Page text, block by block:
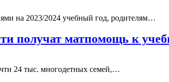
на 2023/2024 учебный год, родителям…
получат матпомощь к
24 тыс. многодетных семей,…